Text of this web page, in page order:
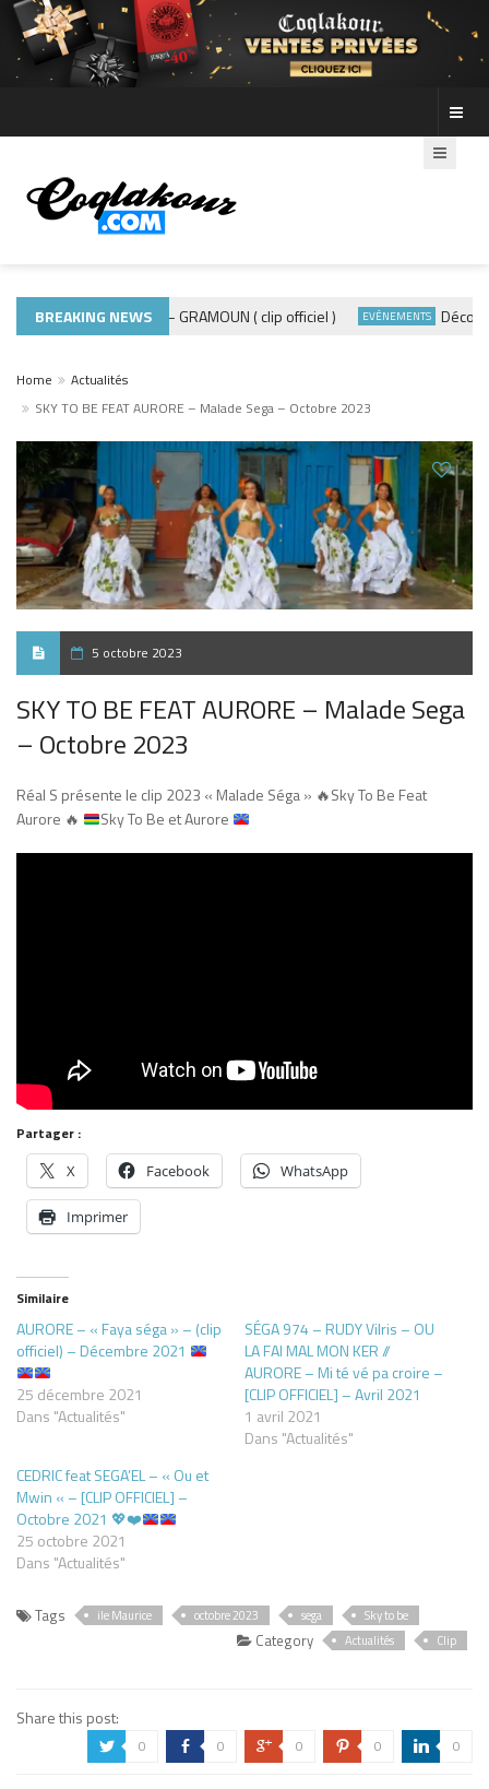
BREAKING NEWS
MUSIQUE 974 ADE440 – GRAMOUN ( clip officiel ) EVÈNEMENTS Découvre
Home
Actualités
SKY TO BE FEAT AURORE – Malade Sega – Octobre 2023
5 octobre 2023
SKY TO BE FEAT AURORE – Malade Sega
– Octobre 2023
Réal S présente le clip 2023 « Malade Séga » 🔥Sky To Be Feat
Aurore 🔥 Sky To Be et Aurore
Partager :
X Facebook WhatsApp
Imprimer
Similaire
AURORE – « Faya séga » – (clip
officiel) – Décembre 2021
25 décembre 2021
Dans "Actualités"
SÉGA 974 – RUDY Vilris – OU
LA FAI MAL MON KER //
AURORE – Mi té vé pa croire –
[CLIP OFFICIEL] – Avril 2021
1 avril 2021
Dans "Actualités"
CEDRIC feat SEGA’EL – « Ou et
Mwin « – [CLIP OFFICIEL] –
Octobre 2021 💖❤️
25 octobre 2021
Dans "Actualités"
Tags ile Maurice octobre 2023 sega Sky to be
Category Actualités Clip
Share this post:
a 0 b 0 c 0 d 0 j 0